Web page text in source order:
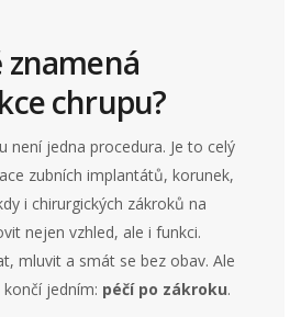
znamená
chrupu?
není jedna procedura. Je to celý
zubních implantátů, korunek,
i chirurgických zákroků na
nejen vzhled, ale i funkci.
mluvit a smát se bez obav. Ale
jedním: péčí po zákroku.